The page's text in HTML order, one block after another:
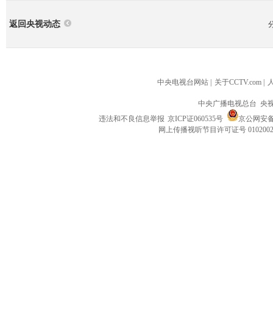
返回央视动态
中央电视台网站 关于CCTV.com
中央广播电视总台 央
违法和不良信息举报 京ICP证060535号
京公网安
网上传播视听节目许可证号